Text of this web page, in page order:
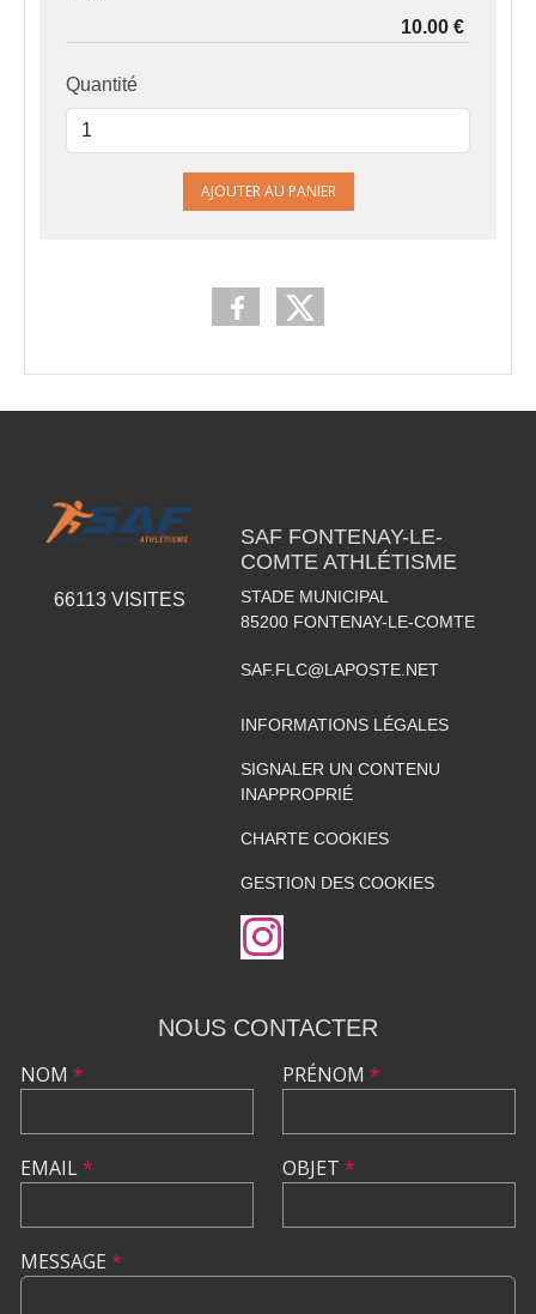
Quantité
AJOUTER AU PANIER
66113 VISITES
SAF FONTENAY-LE-
COMTE ATHLÉTISME
STADE MUNICIPAL
85200 FONTENAY-LE-COMTE
SAF.FLC@LAPOSTE.NET
INFORMATIONS LÉGALES
SIGNALER UN CONTENU
INAPPROPRIÉ
CHARTE COOKIES
GESTION DES COOKIES
NOUS CONTACTER
NOM *
EMAIL*
PRÉNOM *
OBJET *
MESSAGE *